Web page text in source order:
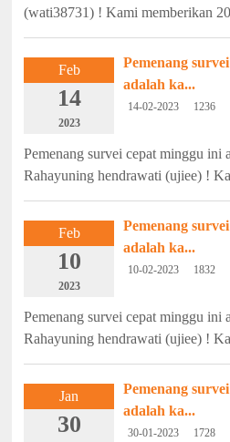
(wati38731) ! Kami memberikan
Feb
14
2023
Pemenang
adalah ka...
14-02-2023 1236
Pemenang survei cepat minggu ini
Rahayuning hendrawati (ujiee) !
Feb
10
2023
Pemenang
adalah ka...
10-02-2023 1832
Pemenang survei cepat minggu ini
Rahayuning hendrawati (ujiee) !
Jan
30
Pemenang
adalah ka...
30-01-2023 1728